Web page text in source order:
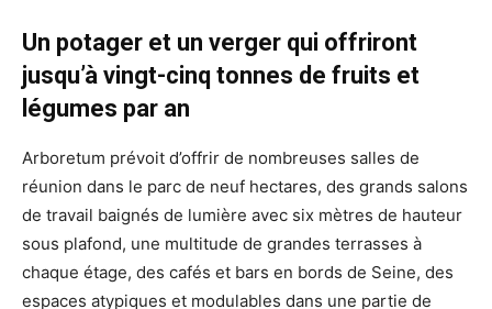
Un potager et un verger qui offriront
jusqu’à vingt-cinq tonnes de fruits et
légumes par an
Arboretum prévoit d’offrir de nombreuses salles de
réunion dans le parc de neuf hectares, des grands salons
de travail baignés de lumière avec six mètres de hauteur
sous plafond, une multitude de grandes terrasses à
chaque étage, des cafés et bars en bords de Seine, des
espaces atypiques et modulables dans une partie de